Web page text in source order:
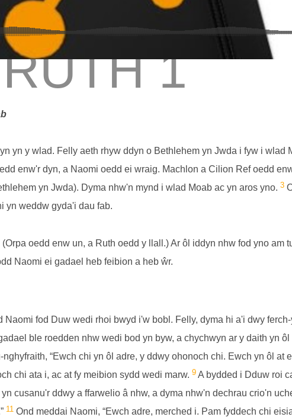
RUTH 1
yn y wlad. Felly aeth rhyw ddyn o Bethlehem yn Jwda i fyw i wlad
enw'r dyn, a Naomi oedd ei wraig. Machlon a Cilion Refoedd
yn Jwda). Dyma nhw'n mynd i wlad Moab ac yn aros yno. 3
yn weddw gyda'i dau fab.
oedd enw un, a Ruth oedd y llall.) Ar ôl iddyn nhw fod yno am
Naomi ei gadael heb feibion a heb ŵr.
fod Duw wedi rhoi bwyd i'w bobl. Felly, dyma hi a'i dwy
ble roedden nhw wedi bod yn byw, a chychwyn ar y daith yn
“Ewch chi yn ôl adre, y ddwy ohonoch chi. Ewch yn ôl at
chi ata i, ac at fy meibion sydd wedi marw. 9 A bydded i Dduw roi
cusanu'r ddwy a ffarwelio â nhw, a dyma nhw'n dechrau crio'n
11 Ond meddai Naomi, “Ewch adre, merched i. Pam fyddech chi